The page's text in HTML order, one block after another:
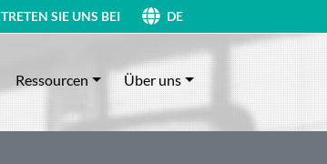
TRETEN SIE UNS BEI DE
Ressourcen Über uns